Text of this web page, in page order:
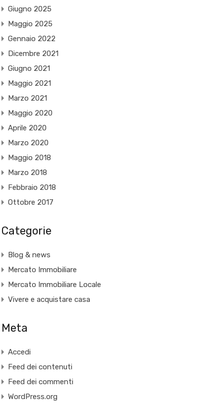
Giugno 2025
Maggio 2025
Gennaio 2022
Dicembre 2021
Giugno 2021
Maggio 2021
Marzo 2021
Maggio 2020
Aprile 2020
Marzo 2020
Maggio 2018
Marzo 2018
Febbraio 2018
Ottobre 2017
Categorie
Blog & news
Mercato Immobiliare
Mercato Immobiliare Locale
Vivere e acquistare casa
Meta
Accedi
Feed dei contenuti
Feed dei commenti
WordPress.org